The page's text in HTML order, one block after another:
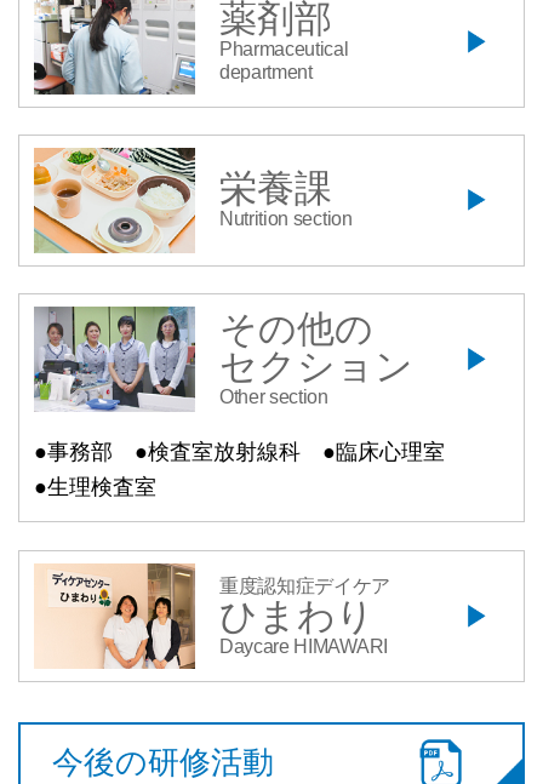
薬剤部
Pharmaceutical
department
栄養課
Nutrition section
その他の
セクション
Other section
●事務部 ●検査室放射線科
●臨床心理室
●生理検査室
重度認知症デイケア
ひまわり
Daycare HIMAWARI
今後の研修活動